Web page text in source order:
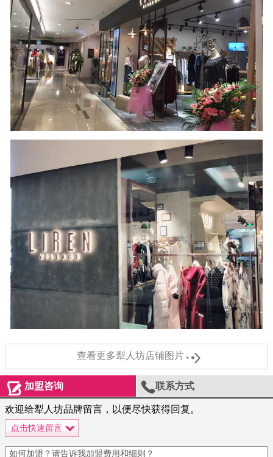
查看更多犁人坊店铺图片
加盟咨询 联系方式
欢迎给犁人坊品牌留言，以便尽快获得回复。
点击快速留言